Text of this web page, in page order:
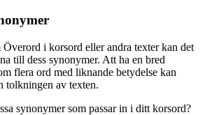
i korsord eller andra texter kan det
till dess synonymer. Att ha en bred
flera ord med liknande betydelse kan
tolkningen av texten.
synonymer som passar in i ditt korsord?